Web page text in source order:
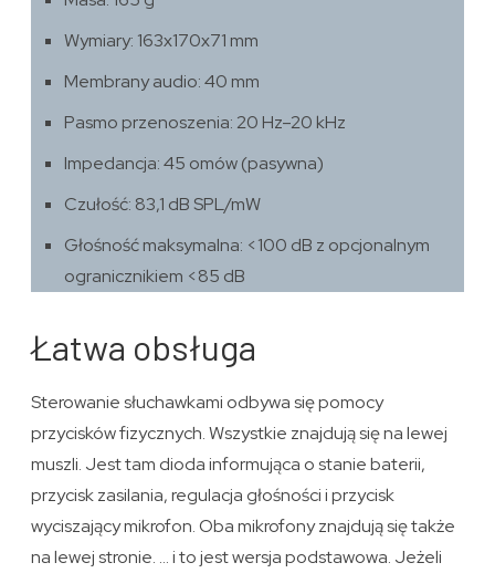
Wymiary: 163x170x71 mm
Membrany audio: 40 mm
Pasmo przenoszenia: 20 Hz–20 kHz
Impedancja: 45 omów (pasywna)
Czułość: 83,1 dB SPL/mW
Głośność maksymalna: <100 dB z opcjonalnym
ogranicznikiem <85 dB
Łatwa obsługa
Sterowanie słuchawkami odbywa się pomocy
przycisków fizycznych. Wszystkie znajdują się na lewej
muszli. Jest tam dioda informująca o stanie baterii,
przycisk zasilania, regulacja głośności i przycisk
wyciszający mikrofon. Oba mikrofony znajdują się także
na lewej stronie. … i to jest wersja podstawowa. Jeżeli